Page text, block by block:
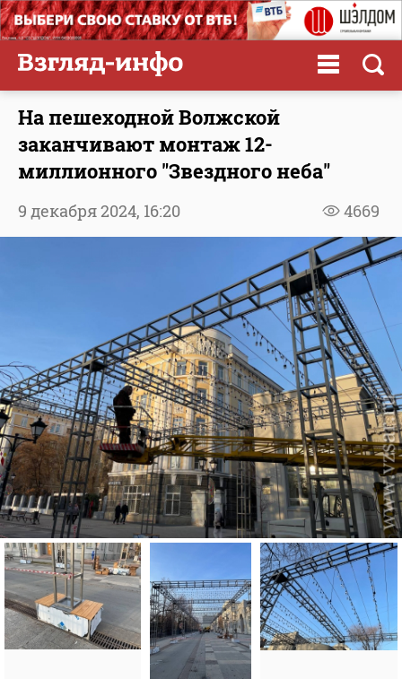
На пешеходной Волжской
заканчивают монтаж 12-
миллионного "Звездного неба"
4669
9 декабря 2024, 16:20